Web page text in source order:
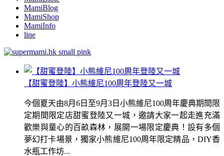
MamiBlog
MamiShop
MamiInfo
line
【甜蜜登陸】小熊維尼100周年登陸又一城
今個夏天由8月6日至9月3日小熊維尼100周年慶典期間限
定期間限定店甜蜜登陸又一城，邀請大家一起走進充滿
歡樂與童心的百畝森林，展開一場限定慶典！設有多個
夢幻打卡場景，獨家小熊維尼100周年限定精品，DIY香
水瓶工作坊...